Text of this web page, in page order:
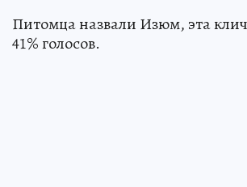
Питомца назвали Изюм, эта
41% голосов.